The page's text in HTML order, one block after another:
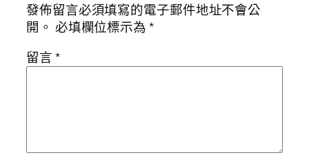
發佈留言必須填寫的電子郵件地址不會公
開。 必填欄位標示為*
留言*